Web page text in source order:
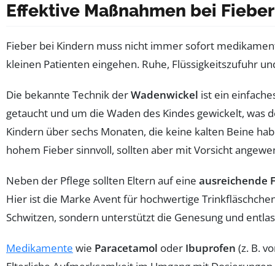
Effektive Maßnahmen bei
Fieber bei Kindern muss nicht immer sofort
kleinen Patienten eingehen. Ruhe, Flüssigkeitszufuhr
Die bekannte Technik derWadenwickel ist ein
getaucht und um die Waden des Kindes gewickelt,
Kindern über sechs Monaten, die keine kalten Beine
hohem Fieber sinnvoll, sollten aber mit Vorsicht
Neben der Pflege sollten Eltern auf eine ausreichende
Hier ist die Marke Avent für hochwertige
Schwitzen, sondern unterstützt die Genesung und
Medikamente wie Paracetamol oder Ibuprofen (z. B.